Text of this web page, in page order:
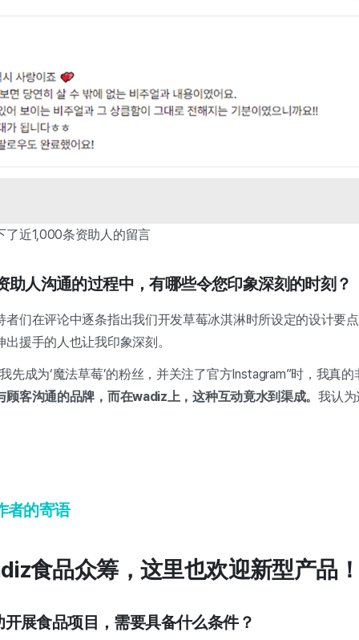
了近1,000条资助人的留言
助人沟通的过程中，有哪些令您印象深刻的时刻？
者们在评论中逐条指出我们开发草莓冰淇淋时所设定的设计要
援手的人也让我印象深刻。
先成为‘魔法草莓’的粉丝，并关注了官方Instagram”时，我真
顾客沟通的品牌，而在wadiz上，这种互动竟水到渠成。我认
者的寄语
食品众筹，这里也欢迎新型产品
展食品项目，需要具备什么条件？